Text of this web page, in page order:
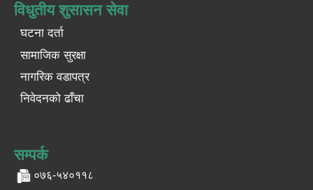
विधुतीय शुसासन सेवा
घटना दर्ता
सामाजिक सुरक्षा
नागरिक वडापत्र
निवेदनको ढाँचा
सम्पर्क
०७६-५४०११८